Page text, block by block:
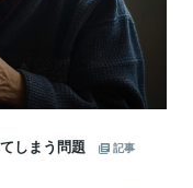
しまう問題
記事